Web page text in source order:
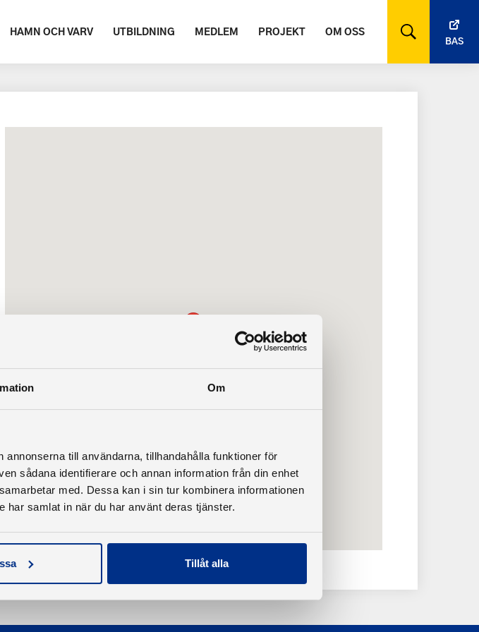
Om
till användarna, tillhandahålla funktioner för
sådana identifierare och annan information från din enhet
med. Dessa kan i sin tur kombinera informationen
har samlat in när du har använt deras tjänster.
Tillåt alla
HAMN OCH VARV UTBILDNING MEDLEM PROJEKT OM OSS
BAS